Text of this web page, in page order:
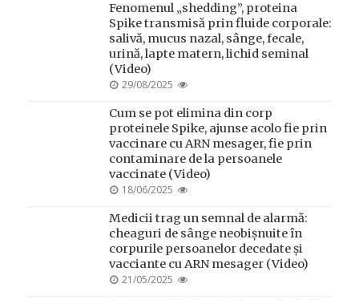
Fenomenul „shedding”, proteina
Spike transmisă prin fluide corporale:
salivă, mucus nazal, sânge, fecale,
urină, lapte matern, lichid seminal
(Video)
POSTED
29/08/2025
Cum se pot elimina din corp
proteinele Spike, ajunse acolo fie prin
vaccinare cu ARN mesager, fie prin
contaminare de la persoanele
vaccinate (Video)
POSTED
18/06/2025
Medicii trag un semnal de alarmă:
cheaguri de sânge neobișnuite în
corpurile persoanelor decedate și
vacciante cu ARN mesager (Video)
POSTED
21/05/2025